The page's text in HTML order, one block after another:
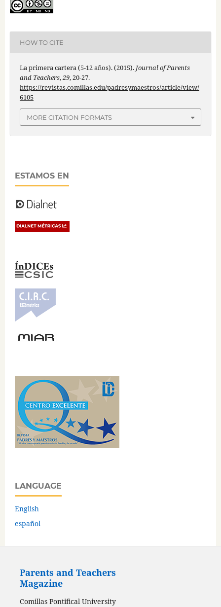
HOW TO CITE
La primera cartera (5-12 años). (2015). Journal of Parents
and Teachers,29, 20-27.
https://revistas.comillas.edu/padresymaestros/article/view/
6105
MORE CITATION FORMATS
ESTAMOS EN
LANGUAGE
English
español
Parents and Teachers
Magazine
Comillas Pontifical University